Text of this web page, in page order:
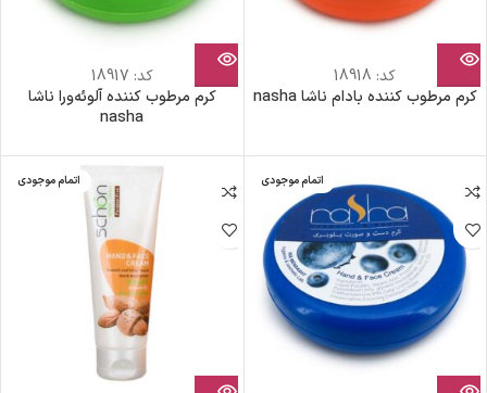
کد: 18918
کرم مرطوب کننده بادام ناشا nasha
کد: 18917
کرم مرطوب کننده آلوئه‌ورا ناشا
nasha
اتمام موجودی اتمام موجودی